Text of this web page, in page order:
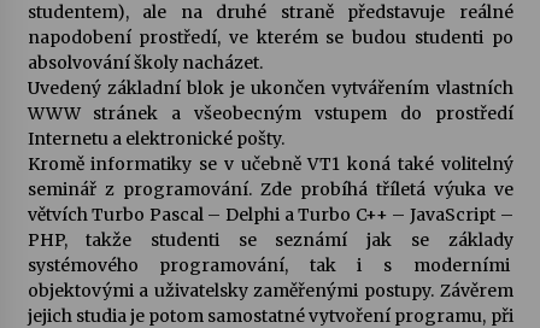
Petr Adamec – Malovaný svět
30. 6. 2026
studentem), ale na druhé straně představuje reálné
napodobení prostředí, ve kterém se budou studenti po
absolvování školy nacházet.
Uvedený základní blok je ukončen vytvářením vlastních
WWW stránek a všeobecným vstupem do prostředí
Internetu a elektronické pošty.
Kromě informatiky se v učebně VT1 koná také volitelný
seminář z programování. Zde probíhá tříletá výuka ve
větvích Turbo Pascal – Delphi a Turbo C++ – JavaScript –
PHP, takže studenti se seznámí jak se základy
systémového programování, tak i s moderními
objektovými a uživatelsky zaměřenými postupy. Závěrem
jejich studia je potom samostatné vytvoření programu, při